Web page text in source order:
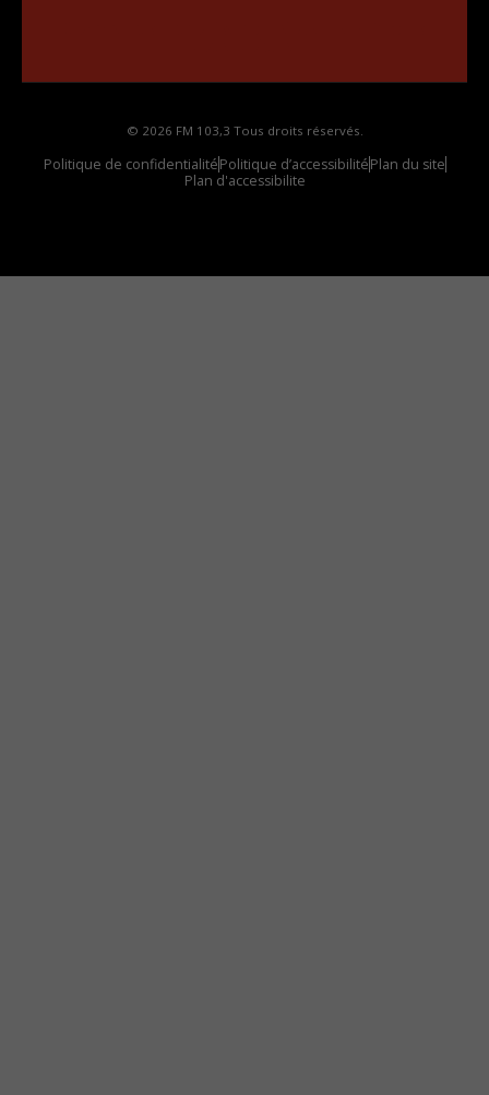
© 2026 FM 103,3 Tous droits réservés.
Politique de confidentialitéPolitique d’accessibilitéPlan du site
Plan d'accessibilite